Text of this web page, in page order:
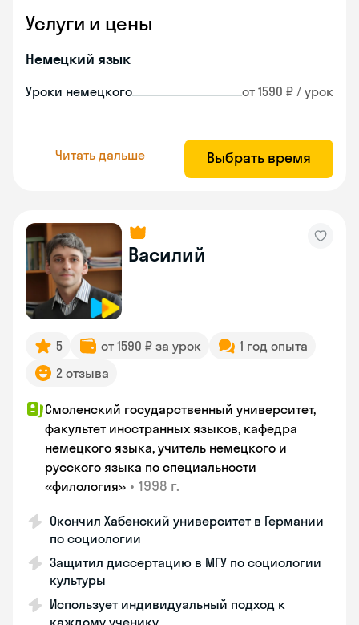
Услуги и цены
Немецкий язык
Уроки немецкого от 1590 ₽ / урок
Читать дальше Выбрать время
Василий
5 от 1590 ₽ за урок
1 год опыта
2 отзыва
Смоленский государственный университет,
факультет иностранных языков, кафедра
немецкого языка, учитель немецкого и
русского языка по специальности
«филология» • 1998 г.
Окончил Хабенский университет в Германии
по социологии
Защитил диссертацию в МГУ по социологии
культуры
Использует индивидуальный подход к
каждому ученику